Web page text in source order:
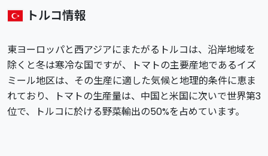
トルコ情報
東ヨーロッパと西アジアにまたがるトルコは、沿岸地域を
除くと冬は寒冷な国ですが、トマトの主要産地であるイズ
ミール地区は、その生産に適した気候と地理的条件に恵ま
れており、トマトの生産量は、中国と米国に次いで世界第3
位で、トルコに於ける野菜輸出の50%を占めています。